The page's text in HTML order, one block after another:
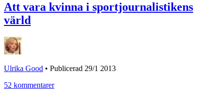
Att vara kvinna i sportjournalistikens
värld
Ulrika Good • Publicerad 29/1 2013
52 kommentarer